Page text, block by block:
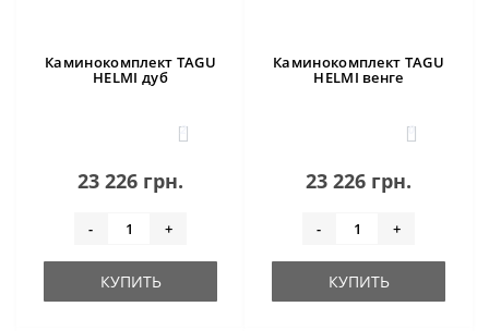
Каминокомплект TAGU
HELMI дуб
2
23 226 грн.
- +
КУПИТЬ
Каминокомплект TAGU
HELMI венге
0
23 226 грн.
- +
КУПИТЬ